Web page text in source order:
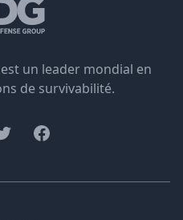
un leader mondial en
de survivabilité.